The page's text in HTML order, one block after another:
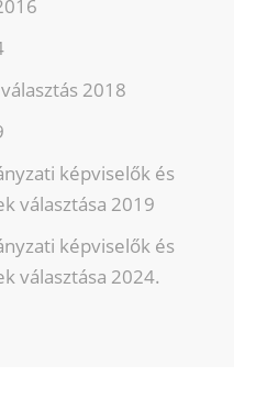
2018
képviselők és
választása 2019
képviselők és
választása 2024.